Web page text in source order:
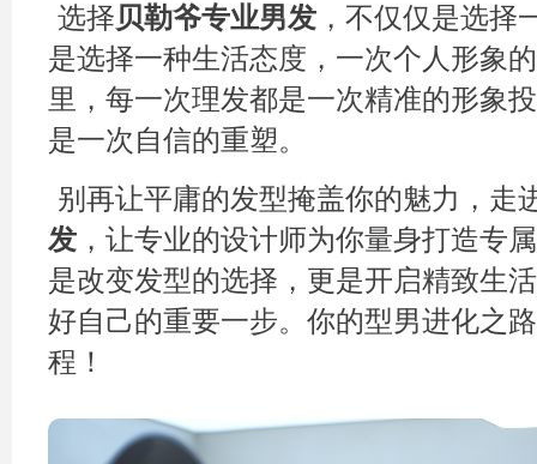
选择贝勒爷专业男发，不仅仅是选择
是选择一种生活态度，一次个人形象
里，每一次理发都是一次精准的形象
是一次自信的重塑。
别再让平庸的发型掩盖你的魅力，走
发 ，让专业的设计师为你量身打造专
是改变发型的选择，更是开启精致生
好自己的重要一步。你的型男进化之
程！